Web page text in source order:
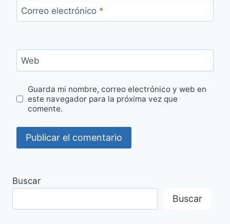
Correo electrónico *
Web
Guarda mi nombre, correo electrónico y web en
este navegador para la próxima vez que
comente.
Buscar
Buscar